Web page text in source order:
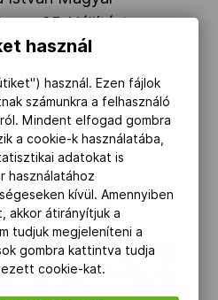
a 25. kiállítást
vezetésével a
használ
használ. Ezen fájlok
számunkra a felhasználó
Mindent elfogad gombra
a cookie-k használatába,
adatokat is
használatához
kívül. Amennyiben
akkor átirányítjuk a
tudjuk megjeleníteni a
gombra kattintva tudja
cookie-kat.